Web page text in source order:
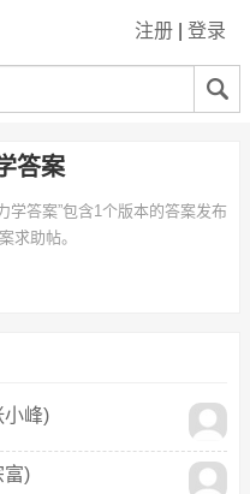
注册 登录
答案
学答案”包含1个版本的答案发布
求助帖。
小峰)
富)